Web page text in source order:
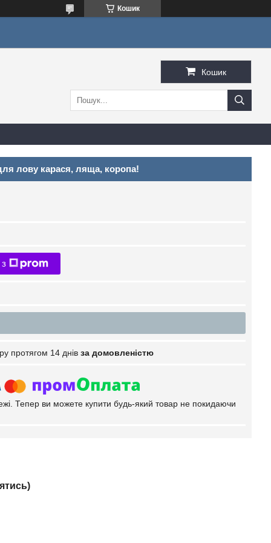
Кошик
Кошик
лову карася, ляща, коропа!
протягом 14 днів за домовленістю
Тепер ви можете купити будь-який товар не покидаючи